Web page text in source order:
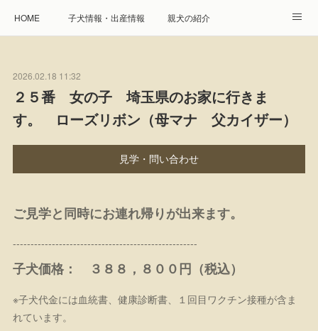
HOME 子犬情報・出産情報 親犬の紹介
遺伝疾患への取り組み アクセス
プレジール親睦会 特定商取引に基づく表記
2026.02.18 11:32
２５番 女の子 埼玉県のお家に行きま
す。 ローズリボン（母マナ 父カイザー）
見学・問い合わせ
ご見学と同時にお連れ帰りが出来ます。
----------------------------------------------------
子犬価格： ３８８，８００円（税込）
※子犬代金には血統書、健康診断書、１回目ワクチン接種が含ま
れています。